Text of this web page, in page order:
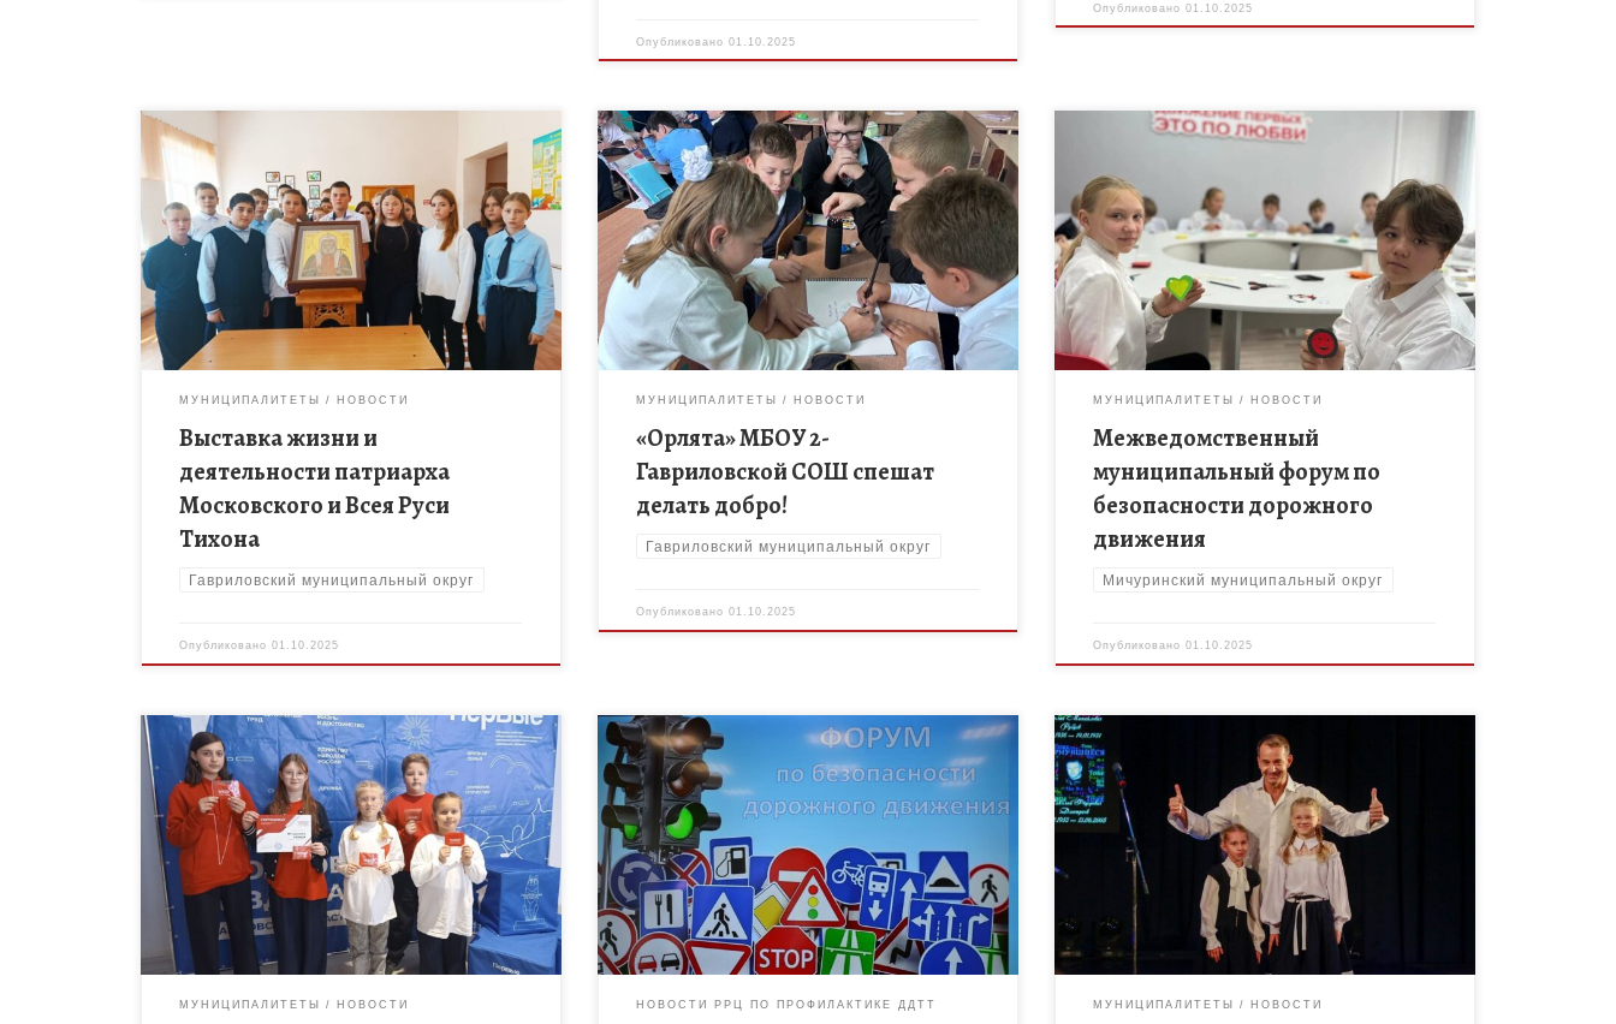
Опубликовано01.10.2025
Опубликовано01.10.2025
В рамках программы ОРКСЭ проходит выставка
жизни и деятельности патриарха Московского и
Всея Руси Тихона, которому в этом году
исполняется 100 лет со дня кончины. […]
МУНИЦИПАЛИТЕТЫ НОВОСТИ
Выставка жизни и
деятельности патриарха
Московского и Всея Руси
Тихона
Гавриловский муниципальный округ
Опубликовано01.10.2025
Накануне Дня пожилого человека в нашей школе
кипела работа. Советник директора по
воспитанию Клейменова Александра Петровна
вместе с классным руководителем Куштапиной
Еленой Николаевной провели для […]
МУНИЦИПАЛИТЕТЫ НОВОСТИ
«Орлята» МБОУ 2-
Гавриловской СОШ спешат
делать добро!
Гавриловский муниципальный округ
Опубликовано01.10.2025
Соблюдение правил дорожного движения — это
закон сохранения жизни! Под таким девизом в
Мичуринском муниципальном округе состоялся
межведомственный муниципальный форум по
безопасности дорожного движения! Активистов […]
МУНИЦИПАЛИТЕТЫ НОВОСТИ
Межведомственный
муниципальный форум по
безопасности дорожного
движения
Мичуринский муниципальный округ
Опубликовано01.10.2025
30 сентября 2025 года в Доме молодёжи, г. Тамбов
прошёл региональный слёт «Хранители истории», в
котором приняли участие Первые первичного
отделения Движения Первых МБОУ ДО «Дом […]
МУНИЦИПАЛИТЕТЫ НОВОСТИ
В сентябре 2025 года в муниципальных округах
Тамбовской области состоялись форумы,
направленные на профилактику детского
дорожно-транспортного травматизма. Форумы
объединили представителей органов образования,
Госавтоинспекции, здравоохранения, активистов
[…]
НОВОСТИ РРЦ ПО ПРОФИЛАКТИКЕ ДДТТ
29 сентября 2025 года в учебном театре ТГУ имени
Г.Р. Державина, г. Тамбов состоялось
торжественное награждение победителей
творческого конкурса «Был и есть у России вечной
МУНИЦИПАЛИТЕТЫ НОВОСТИ